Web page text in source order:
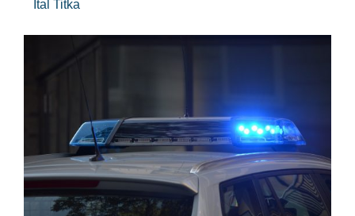
Ital Titka